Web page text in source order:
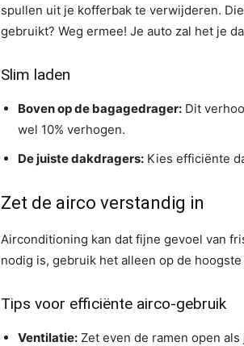
spullen uit je kofferbak te verwijderen.
gebruikt? Weg ermee! Je auto zal het je
Slim laden
Boven op de bagagedrager: Dit
wel 10% verhogen.
De juiste dakdragers: Kies efficiënte
Zet de airco verstandig in
Airconditioning kan dat fijne gevoel van
nodig is, gebruik het alleen op de
Tips voor efficiënte airco-gebruik
Ventilatie: Zet even de ramen open